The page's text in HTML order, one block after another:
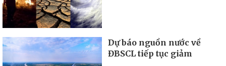
Dự báo nguồn nước về
ĐBSCL tiếp tục giảm